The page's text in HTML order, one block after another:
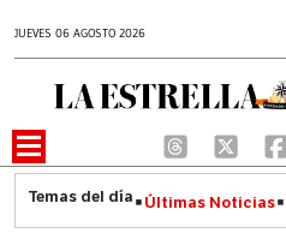
JUEVES 06 AGOSTO 2026
Últimas Noticias